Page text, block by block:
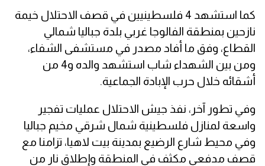
كما استشهد 4 فلسطينيين في قصف الاحتلال خيمة
نازحين بمنطقة الفالوجا غربي بلدة جباليا شمالي
القطاع، وفق ما أفاد مصدر في مستشفى الشفاء،
ومن بين الشهداء شاب استشهد والده و4 من
أشقائه خلال حرب الإبادة الجماعية.
وفي تطور آخر، نفذ جيش الاحتلال عمليات تفجير
واسعة لمنازل فلسطينية شمال شرقي مخيم جباليا
وفي محيط شارع الرضيع بمدينة بيت لاهيا، تزامنا مع
قصف مدفعي مكثف في المنطقة وإطلاق نار من